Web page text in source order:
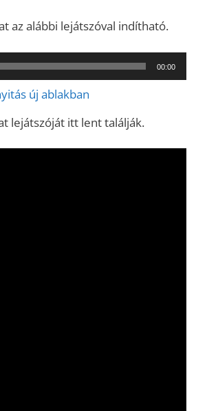
az alábbi lejátszóval indítható.
00:00
új ablakban
lejátszóját itt lent találják.